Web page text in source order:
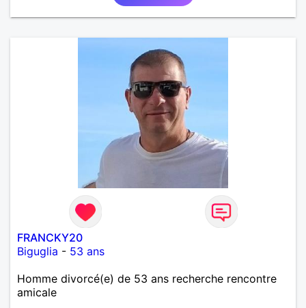
FRANCKY20
Biguglia - 53 ans
Homme divorcé(e) de 53 ans recherche rencontre
amicale